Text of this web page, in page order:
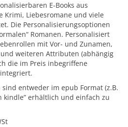
E-Books aus
Krimi, Liebesromane und viele
Die Personalisierungsoptionen
Romanen. Personalisiert
mit Vor- und Zunamen,
weiteren Attributen (abhängig
die im Preis inbegriffene
sind entweder im epub Format (z.B.
kindle” erhältlich und einfach zu